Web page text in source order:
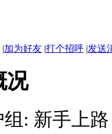
|加为好友 |打个招呼 |发送
况
组: 新手上路